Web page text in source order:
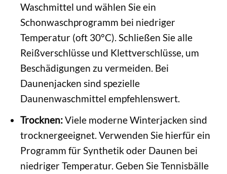
Waschmittel und wählen Sie ein
Schonwaschprogramm bei niedriger
Temperatur (oft 30°C). Schließen Sie alle
Reißverschlüsse und Klettverschlüsse, um
Beschädigungen zu vermeiden. Bei
Daunenjacken sind spezielle
Daunenwaschmittel empfehlenswert.
Trocknen:Viele moderne Winterjacken sind
trocknergeeignet. Verwenden Sie hierfür ein
Programm für Synthetik oder Daunen bei
niedriger Temperatur. Geben Sie Tennisbälle